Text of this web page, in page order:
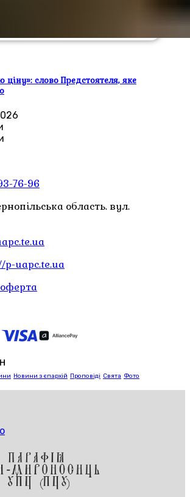
слово Предстоятеля, яке
76-96
область. вул.
p-uapc.te.ua
Новини з єпархій Проповіді Свята Фото